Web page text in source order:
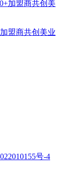
盟商共创美业
号-4